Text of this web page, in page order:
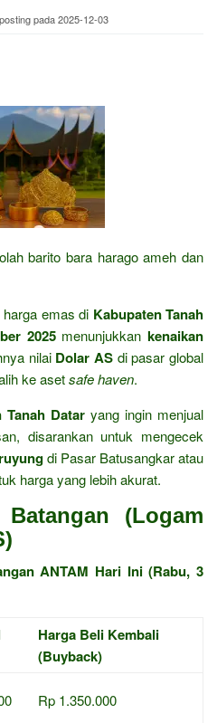
pada2025-12-03
barito bara harago ameh dan
emas di Kabupaten Tanah
2025menunjukkankenaikan
nilai Dolar AS di pasar global
ke asetsafe haven.
Tanah Datar yang ingin menjual
disarankan untuk mengecek
di Pasar Batusangkar atau
harga yang lebih akurat.
(Logam
ANTAM Hari Ini (Rabu, 3
Harga Beli Kembali
(Buyback)
Rp 1.350.000